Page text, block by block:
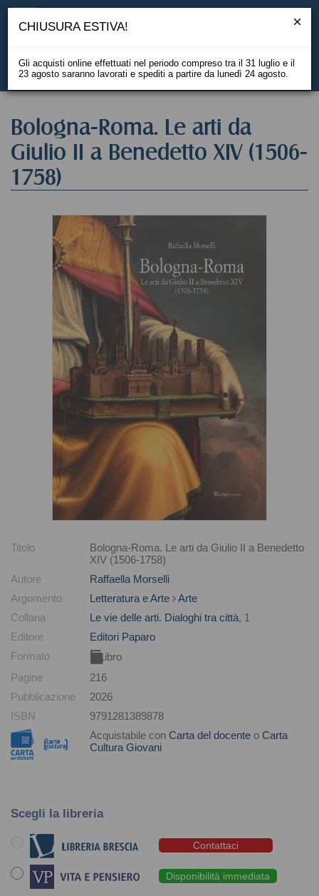
EN
Bologna-Roma. Le arti da
Giulio II a Benedetto XIV (1506-
1758)
Titolo
Bologna-Roma. Le arti da Giulio II a Benedetto
XIV (1506-1758)
Autore
Raffaella Morselli
Argomento
Letteratura e Arte
Arte
Collana
Le vie delle arti. Dialoghi tra città, 1
Editore
Editori Paparo
Formato
Libro
Pagine
216
Pubblicazione
2026
ISBN
9791281389878
Acquistabile con Carta del docente o Carta
Cultura Giovani
Scegli la libreria
Contattaci
Disponibilità immediata
CHIUSURA ESTIVA!
Gli acquisti online effettuati nel periodo compreso tra il 31 luglio e il
23 agosto saranno lavorati e spediti a partire da lunedì 24 agosto.